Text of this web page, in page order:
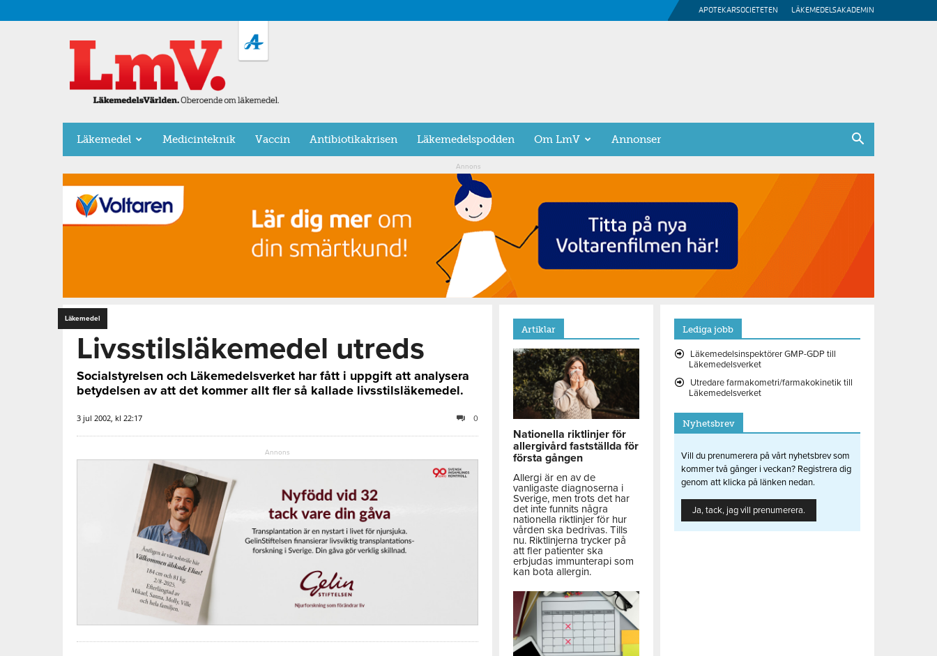
APOTEKARSOCIETETEN LÄKEMEDELSAKADEMIN
LäkemedelsVärlden
Läkemedel Medicinteknik Vaccin Antibiotikakrisen Läkemedelspodden Om LmV Annonser
Annons
Läkemedel
Livsstilsläkemedel utreds
Socialstyrelsen och Läkemedelsverket har fått i uppgift att analysera
betydelsen av att det kommer allt fler så kallade livsstilsläkemedel.
3 jul 2002, kl 22:17 0
Annons
Artiklar
Nationella riktlinjer för
allergivård fastställda för
första gången
Allergi är en av de
vanligaste diagnoserna i
Sverige, men trots det har
det inte funnits några
nationella riktlinjer för hur
vården ska bedrivas. Tills
nu. Riktlinjerna trycker på
att fler patienter ska
erbjudas immunterapi som
kan bota allergin.
Lediga jobb
Läkemedelsinspektörer GMP-GDP till
Läkemedelsverket
Utredare farmakometri/farmakokinetik till
Läkemedelsverket
Nyhetsbrev
Vill du prenumerera på vårt nyhetsbrev som
kommer två gånger i veckan? Registrera dig
genom att klicka på länken nedan.
Ja, tack, jag vill prenumerera.